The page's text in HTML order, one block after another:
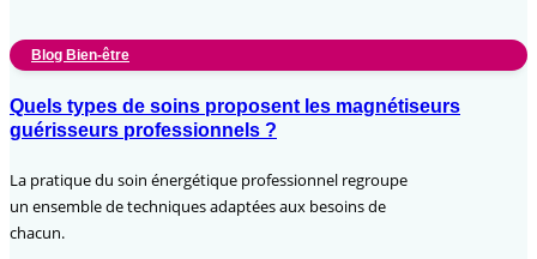
Blog Bien-être
Quels types de soins proposent les magnétiseurs
guérisseurs professionnels ?
La pratique du soin énergétique professionnel regroupe
un ensemble de techniques adaptées aux besoins de
chacun.